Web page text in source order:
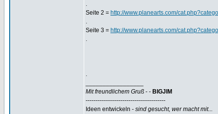
.
Seite 2 = http://www.planearts.com/
.
Seite 3 = http://www.planearts.com/
.
.
Mit freundlichem Gruß - - BIGJIM
-----------------------------------------
Ideen entwickeln - sind gesucht, wer macht mit...